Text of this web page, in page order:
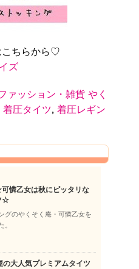
こちらから♡
ズ
ァッション・雑貨 やく
着圧タイツ, 着圧レギン
憐乙女は秋にピッタリな
☆
グのやくそく庵・可憐乙女を
大人気プレミアムタイツ